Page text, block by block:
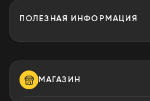
ПОЛЕЗНАЯ ИНФОРМАЦИЯ
МАГАЗИН